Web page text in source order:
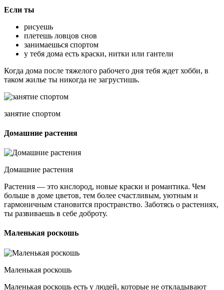
Если ты
рисуешь
плетешь ловцов снов
занимаешься спортом
у тебя дома есть краски, нитки или гантели
Когда дома после тяжелого рабочего дня тебя ждет хобби, в
таком жилье ты никогда не загрустишь.
занятие спортом
Домашние растения
Домашние растения
Растения — это кислород, новые краски и романтика. Чем
больше в доме цветов, тем более счастливым, уютным и
гармоничным становится пространство. Заботясь о растениях,
ты развиваешь в себе доброту.
Маленькая роскошь
Маленькая роскошь
Маленькая роскошь есть у людей, которые не откладывают